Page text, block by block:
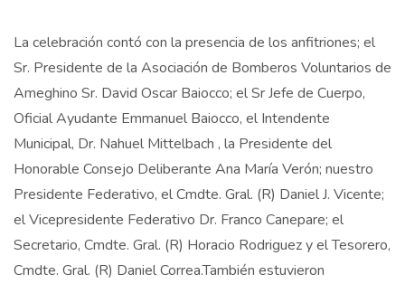
La celebración contó con la presencia de los anfitriones; el
Sr. Presidente de la Asociación de Bomberos Voluntarios de
Ameghino Sr. David Oscar Baiocco; el Sr Jefe de Cuerpo,
Oficial Ayudante Emmanuel Baiocco, el Intendente
Municipal, Dr. Nahuel Mittelbach , la Presidente del
Honorable Consejo Deliberante Ana María Verón; nuestro
Presidente Federativo, el Cmdte. Gral. (R) Daniel J. Vicente;
el Vicepresidente Federativo Dr. Franco Canepare; el
Secretario, Cmdte. Gral. (R) Horacio Rodriguez y el Tesorero,
Cmdte. Gral. (R) Daniel Correa.También estuvieron